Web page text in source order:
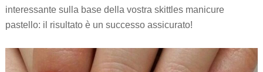
interessante sulla base della vostra skittles manicure
pastello: il risultato è un successo assicurato!